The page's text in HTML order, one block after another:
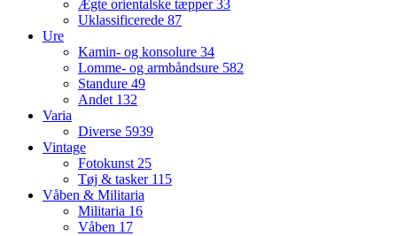
Ægte orientalske tæpper33
Uklassificerede 87
Ure
Kamin- og konsolure 34
Lomme- og armbåndsure 582
Standure 49
Andet 132
Varia
Diverse 5939
Vintage
Fotokunst25
Tøj & tasker 115
Våben & Militaria
Militaria 16
Våben 17